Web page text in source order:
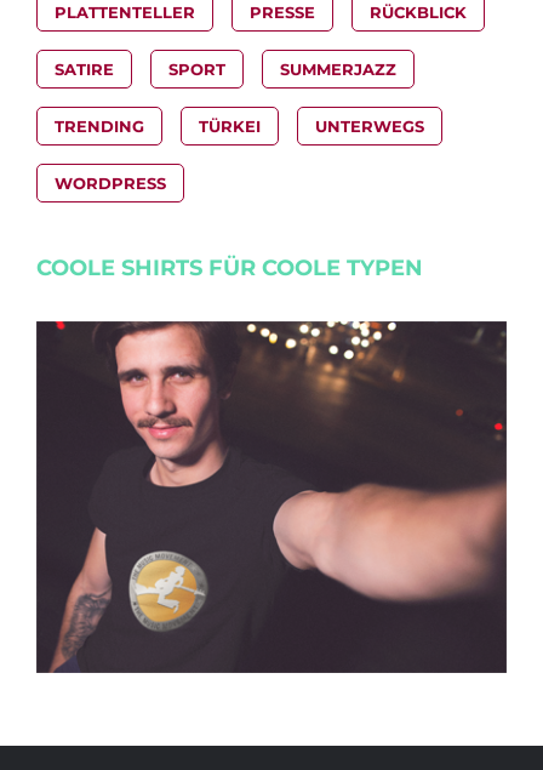
PLATTENTELLER PRESSE RÜCKBLICK
SATIRE SPORT SUMMERJAZZ
TRENDING TÜRKEI UNTERWEGS
WORDPRESS
COOLE SHIRTS FÜR COOLE TYPEN